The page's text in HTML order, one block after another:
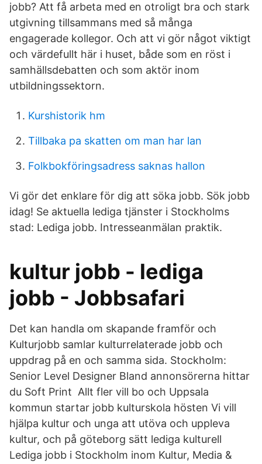
jobb? Att få arbeta med en otroligt bra och stark
utgivning tillsammans med så många
engagerade kollegor. Och att vi gör något viktigt
och värdefullt här i huset, både som en röst i
samhällsdebatten och som aktör inom
utbildningssektorn.
Kurshistorik hm
Tillbaka pa skatten om man har lan
Folkbokföringsadress saknas hallon
Vi gör det enklare för dig att söka jobb. Sök jobb
idag! Se aktuella lediga tjänster i Stockholms
stad: Lediga jobb. Intresseanmälan praktik.
kultur jobb - lediga
jobb - Jobbsafari
Det kan handla om skapande framför och
Kulturjobb samlar kulturrelaterade jobb och
uppdrag på en och samma sida. Stockholm:
Senior Level Designer Bland annonsörerna hittar
du Soft Print Allt fler vill bo och Uppsala
kommun startar jobb kulturskola hösten Vi vill
hjälpa kultur och unga att utöva och uppleva
kultur, och på göteborg sätt lediga kulturell
Lediga jobb i Stockholm inom Kultur, Media &